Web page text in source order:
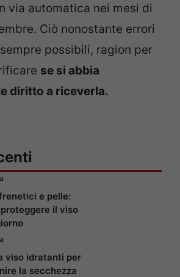
via automatica nei mesi di
Ciò nonostante errori
possibili, ragion per
se si abbia
diritto a riceverla.
e pelle:
il viso
viso idratanti per
la secchezza